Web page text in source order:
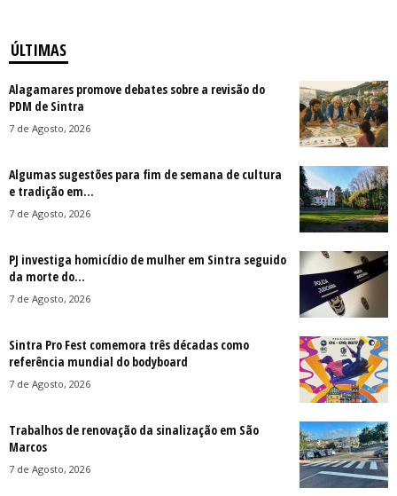
ÚLTIMAS
Alagamares promove debates sobre a revisão do
PDM de Sintra
7 de Agosto, 2026
Algumas sugestões para fim de semana de cultura
e tradição em...
7 de Agosto, 2026
PJ investiga homicídio de mulher em Sintra seguido
da morte do...
7 de Agosto, 2026
Sintra Pro Fest comemora três décadas como
referência mundial do bodyboard
7 de Agosto, 2026
Trabalhos de renovação da sinalização em São
Marcos
7 de Agosto, 2026